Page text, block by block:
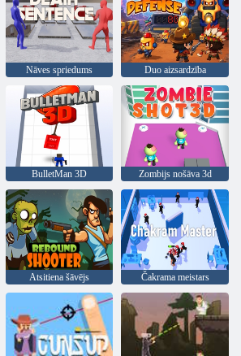
Nāves spriedums Duo aizsardzība
BulletMan 3D Zombijs nošāva 3d
Atsitiena šāvējs Čakrama meistars